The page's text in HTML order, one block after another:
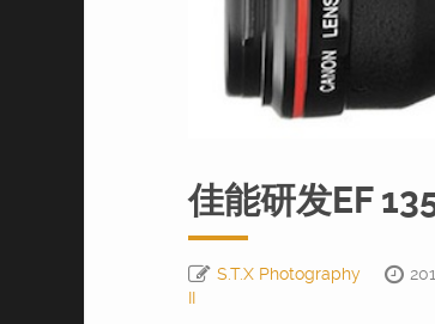
佳能研发EF
S.T.X Photography
II